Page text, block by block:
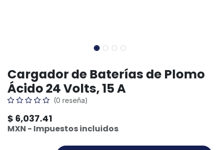
Cargador de Baterías de Plomo
Ácido 24 Volts, 15 A
(0 reseña)
$ 6,037.41
MXN - Impuestos incluidos